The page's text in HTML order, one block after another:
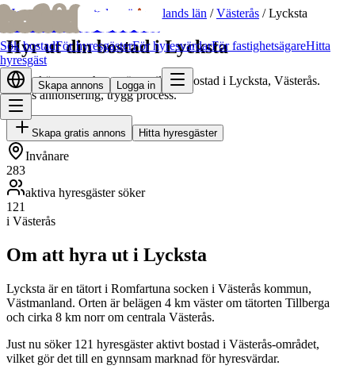
bofridbofrid
Sök bostadFör hyresgästerFör hyresvärdarFör fastighetsägareHitta
hyresgäst
Skapa annons Logga in
Hem/ Hyr ut bostad Västmanlands län /Västerås /Lycksta
Hyr ut din bostad i Lycksta
Hitta skötsamma hyresgäster till din bostad i Lycksta, Västerås.
Gratis annonsering, trygg process.
Skapa gratis annons Hitta hyresgäster
Invånare
283
aktiva hyresgäster söker
121
i Västerås
Om att hyra ut i Lycksta
Lycksta är en tätort i Romfartuna socken i Västerås kommun,
Västmanland. Orten är belägen 4 km väster om tätorten Tillberga
och cirka 8 km norr om centrala Västerås.
Just nu söker 121 hyresgäster aktivt bostad i Västerås-området,
vilket gör det till en gynnsam marknad för hyresvärdar.